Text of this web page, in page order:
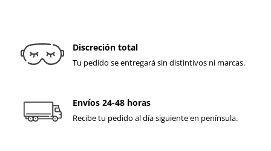
Discreción total
Tu pedido se entregará sin distintivos ni marcas.
Envíos 24-48 horas
Recibe tu pedido al día siguiente en península.